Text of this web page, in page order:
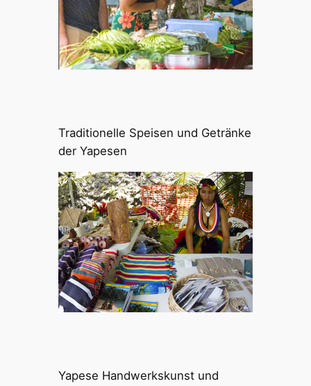
Traditionelle Speisen und Getränke
der Yapesen
Yapese Handwerkskunst und